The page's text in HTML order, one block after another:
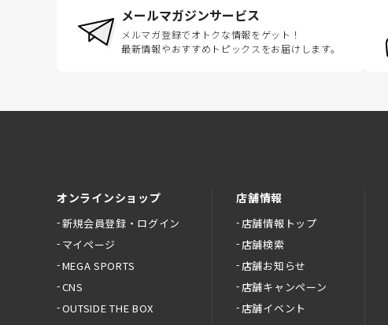
メールマガジンサービス
メルマガ登録でオトクな情報をゲット！
最新情報やおすすめトピックスをお届けします。
オンラインショップ
新規会員登録・ログイン
マイページ
MEGA SPORTS
CNS
OUTSIDE THE BOX
店舗情報
店舗情報トップ
店舗検索
店舗お知らせ
店舗キャンペーン
店舗イベント